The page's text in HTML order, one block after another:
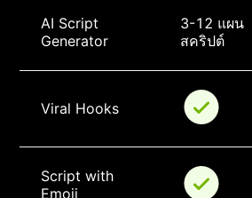
AI Script
Generator
3-12 แผน
สคริปต์
Viral Hooks
Script with
Emoji